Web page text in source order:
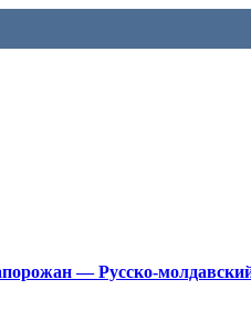
— Русско-